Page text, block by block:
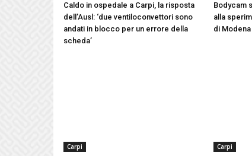
Caldo in ospedale a Carpi, la risposta
dell’Ausl: ‘due ventiloconvettori sono
andati in blocco per un errore della
scheda’
Bodycam
alla
di Modena
Carpi Carpi